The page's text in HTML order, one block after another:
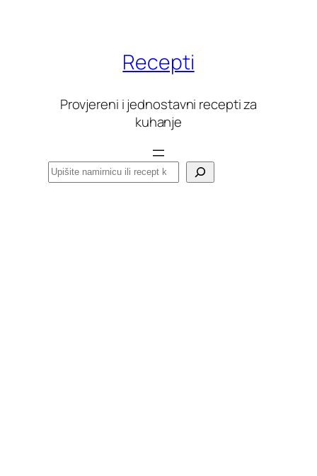
Recepti
Provjereni i jednostavni recepti za
kuhanje
Pretraga